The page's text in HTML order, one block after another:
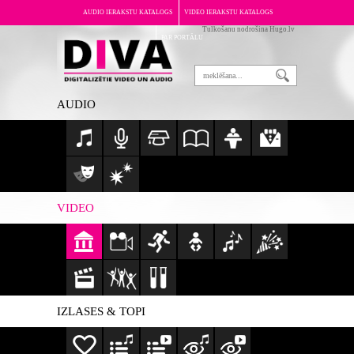
AUDIO IERAKSTU KATALOGS VIDEO IERAKSTU KATALOGS
PAR PORTĀLU
Tulkošanu nodrošina Hugo.lv
AUDIO
VIDEO
IZLASES & TOPI